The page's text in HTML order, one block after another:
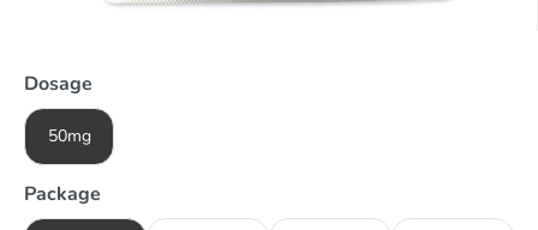
Dosage
50mg
Package